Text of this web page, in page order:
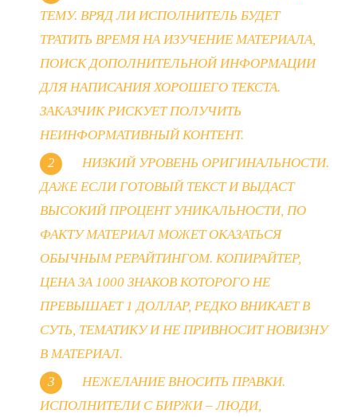
ТЕМУ. ВРЯД ЛИ ИСПОЛНИТЕЛЬ БУДЕТ
ТРАТИТЬ ВРЕМЯ НА ИЗУЧЕНИЕ МАТЕРИАЛА,
ПОИСК ДОПОЛНИТЕЛЬНОЙ ИНФОРМАЦИИ
ДЛЯ НАПИСАНИЯ ХОРОШЕГО ТЕКСТА.
ЗАКАЗЧИК РИСКУЕТ ПОЛУЧИТЬ
НЕИНФОРМАТИВНЫЙ КОНТЕНТ.
НИЗКИЙ УРОВЕНЬ ОРИГИНАЛЬНОСТИ.
ДАЖЕ ЕСЛИ ГОТОВЫЙ ТЕКСТ И ВЫДАСТ
ВЫСОКИЙ ПРОЦЕНТ УНИКАЛЬНОСТИ, ПО
ФАКТУ МАТЕРИАЛ МОЖЕТ ОКАЗАТЬСЯ
ОБЫЧНЫМ РЕРАЙТИНГОМ. КОПИРАЙТЕР,
ЦЕНА ЗА 1000 ЗНАКОВ КОТОРОГО НЕ
ПРЕВЫШАЕТ 1 ДОЛЛАР, РЕДКО ВНИКАЕТ В
СУТЬ, ТЕМАТИКУ И НЕ ПРИВНОСИТ НОВИЗНУ
В МАТЕРИАЛ.
НЕЖЕЛАНИЕ ВНОСИТЬ ПРАВКИ.
ИСПОЛНИТЕЛИ С БИРЖИ – ЛЮДИ,